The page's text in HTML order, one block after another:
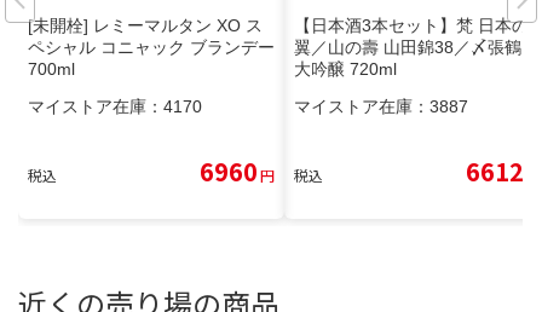
[未開栓] レミーマルタン XO ス
ペシャル コニャック ブランデー
700ml
マイストア在庫： 4170
税込 6960円
【日本酒3本セット】梵 日本の
翼／山の壽 山田錦38／〆張鶴
大吟醸 720ml
マイストア在庫： 3887
税込 6612
近くの売り場の商品